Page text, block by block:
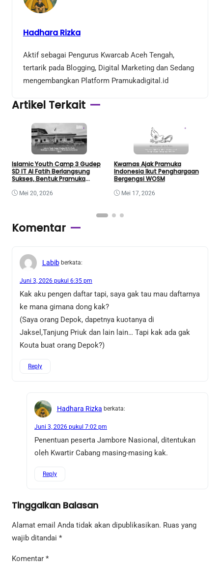
Hadhara Rizka
Aktif sebagai Pengurus Kwarcab Aceh Tengah,
tertarik pada Blogging, Digital Marketing dan Sedang
mengembangkan Platform Pramukadigital.id
Artikel Terkait
Islamic Youth Camp 3 Gudep
SD IT Al Fatih Berlangsung
Sukses, Bentuk Pramuka
Mei 20, 2026
Kwarnas Ajak Pramuka
Indonesia Ikut Penghargaan
Bergengsi WOSM
Mei 17, 2026
Komentar
Labib berkata:
Juni 3, 2026 pukul 6:35 pm
Kak aku pengen daftar tapi, saya gak tau mau daftarnya
ke mana gimana dong kak?
(Saya orang Depok, dapetnya kuotanya di
Jaksel,Tanjung Priuk dan lain lain… Tapi kak ada gak
Kouta buat orang Depok?)
Reply
Hadhara Rizka berkata:
Juni 3, 2026 pukul 7:02 pm
Penentuan peserta Jambore Nasional, ditentukan
oleh Kwartir Cabang masing-masing kak.
Reply
Tinggalkan Balasan
Alamat email Anda tidak akan dipublikasikan. Ruas yang
wajib ditandai *
Komentar *